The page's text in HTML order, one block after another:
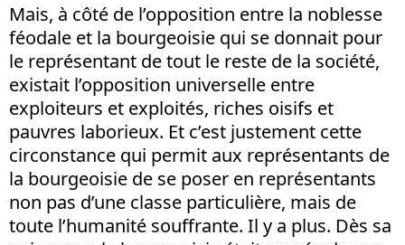
Mais, à côté de l’opposition entre la noblesse
féodale et la bourgeoisie qui se donnait pour
le représentant de tout le reste de la société,
existait l’opposition universelle entre
exploiteurs et exploités, riches oisifs et
pauvres laborieux. Et c’est justement cette
circonstance qui permit aux représentants de
la bourgeoisie de se poser en représentants
non pas d’une classe particulière, mais de
toute l’humanité souffrante. Il y a plus. Dès sa